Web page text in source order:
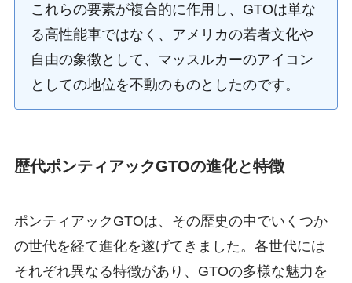
これらの要素が複合的に作用し、GTOは単な
る高性能車ではなく、アメリカの若者文化や
自由の象徴として、マッスルカーのアイコン
としての地位を不動のものとしたのです。
歴代ポンティアックGTOの進化と特徴
ポンティアックGTOは、その歴史の中でいくつか
の世代を経て進化を遂げてきました。各世代には
それぞれ異なる特徴があり、GTOの多様な魅力を